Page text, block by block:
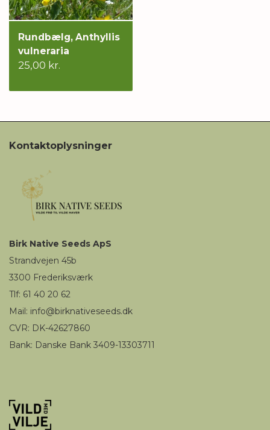
Rundbælg, Anthyllis
vulneraria
25,00 kr.
Kontaktoplysninger
Birk Native Seeds ApS
Strandvejen 45b
3300 Frederiksværk
Tlf: 61 40 20 62
Mail: info@birknativeseeds.dk
CVR: DK-42627860
Bank: Danske Bank 3409-13303711